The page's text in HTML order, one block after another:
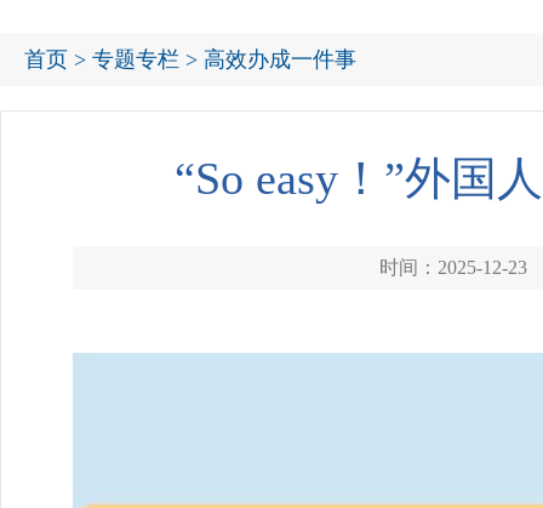
首页 > 专题专栏 > 高效办成一件事
“So easy！”外国
时间：2025-12-23